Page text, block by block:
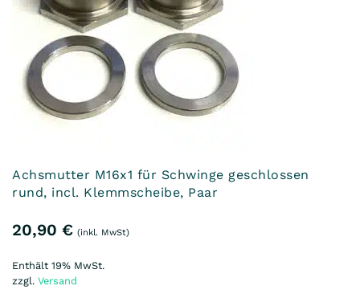
Achsmutter M16x1 für Schwinge geschlossen
rund, incl. Klemmscheibe, Paar
20,90 € (inkl. MwSt)
Enthält 19% MwSt.
zzgl. Versand